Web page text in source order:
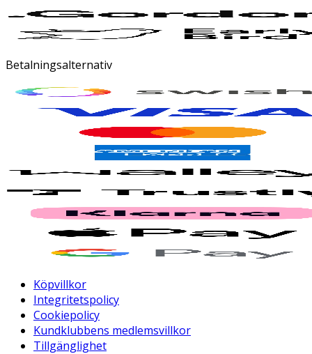
Betalningsalternativ
Köpvillkor
Integritetspolicy
Cookiepolicy
Kundklubbens medlemsvillkor
Tillgänglighet